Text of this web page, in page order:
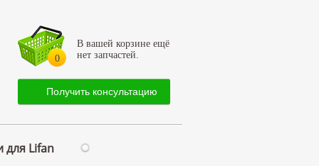
0
В вашей корзине ещё
нет запчастей.
Получить консультацию
для Lifan